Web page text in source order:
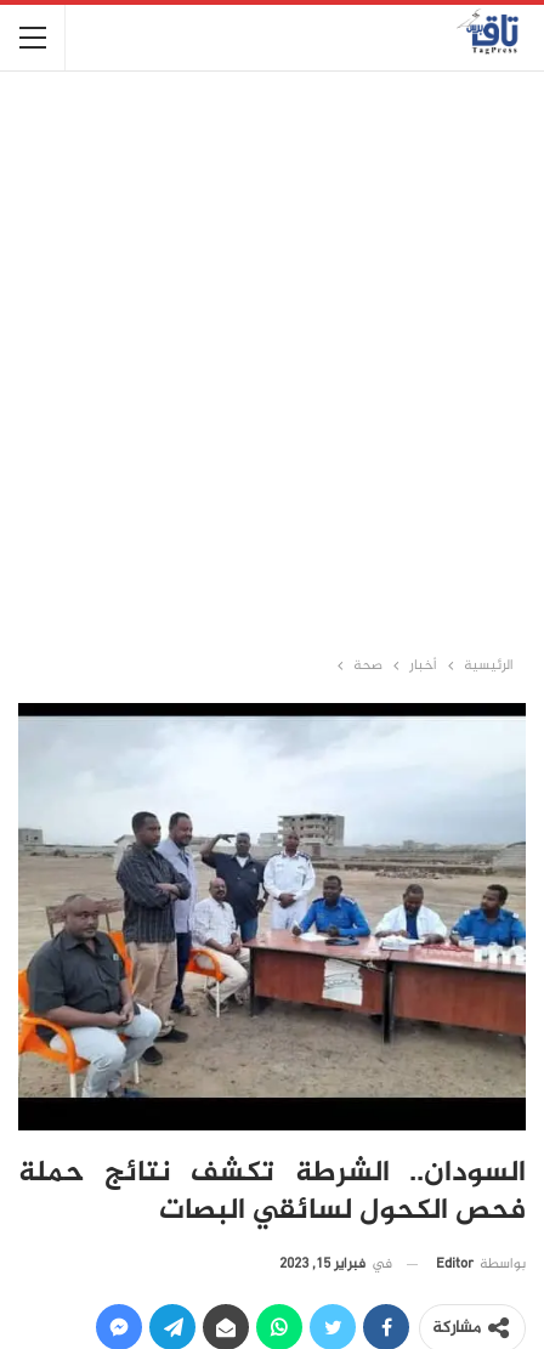
الرئيسية أخبار صحة
السودان.. الشرطة تكشف نتائج حملة
فحص الكحول لسائقي البصات
بواسطة Editor في فبراير 15, 2023
مشاركة